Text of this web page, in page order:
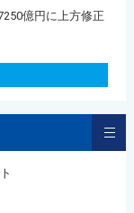
億円に上方修正